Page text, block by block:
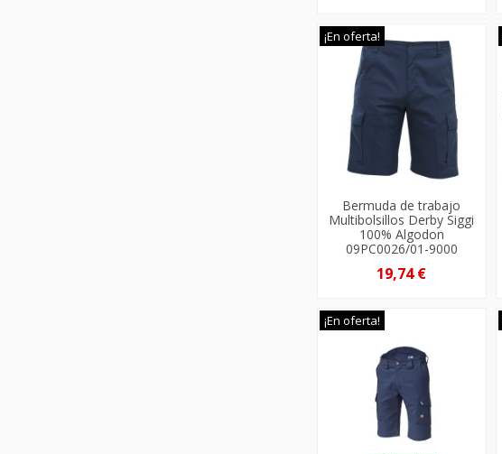
¡En oferta!
Bermuda de trabajo
Multibolsillos Derby Siggi
100% Algodon
09PC0026/01-9000
19,74 €
¡En oferta!